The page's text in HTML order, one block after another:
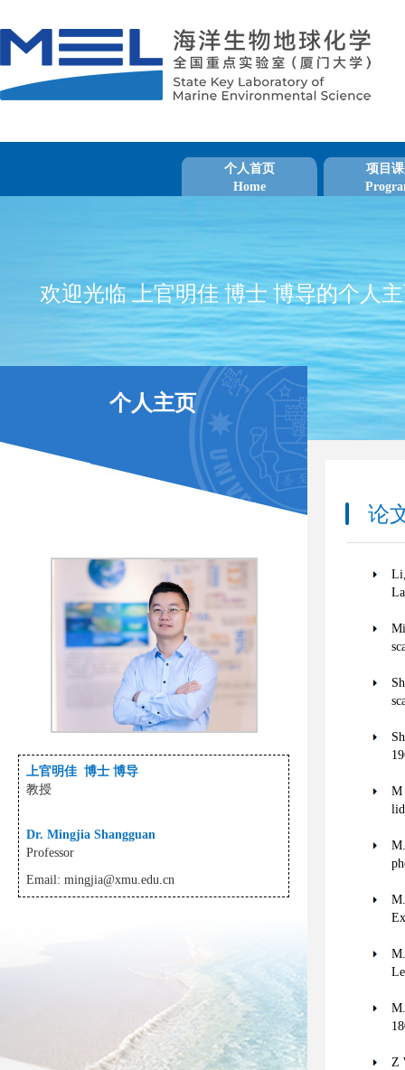
个人首页
Home
项目
欢迎光临 上官明佳 博士 博导的个人
个人主页
上官明佳 博士 博导
教授
Dr. Mingjia Shangguan
Professor
Email: mingjia@xmu.edu.cn
论
M
Z